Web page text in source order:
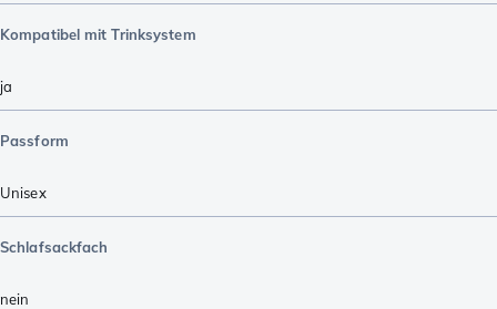
Kompatibel mit Trinksystem
ja
Passform
Unisex
Schlafsackfach
nein